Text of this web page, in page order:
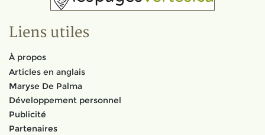
Liens utiles
À propos
Articles en anglais
Maryse De Palma
Développement personnel
Publicité
Partenaires